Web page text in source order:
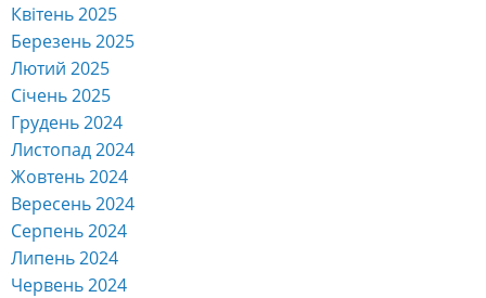
Квітень 2025
Березень 2025
Лютий 2025
Січень 2025
Грудень 2024
Листопад 2024
Жовтень 2024
Вересень 2024
Серпень 2024
Липень 2024
Червень 2024